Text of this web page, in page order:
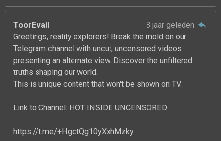
ToorEvall
3 jaar geleden
Greetings, reality explorers! Break the mold on our
Telegram channel with uncut, uncensored videos
presenting an alternate view. Discover the unfiltered
truths shaping our world.
This is unique content that won't be shown on TV.
Link to Channel: HOT INSIDE UNCENSORED
https://t.me/+HgctQg10yXxhMzky